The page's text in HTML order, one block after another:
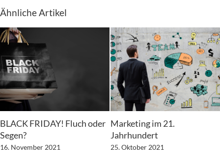
Ähnliche Artikel
BLACK FRIDAY! Fluch oder
Segen?
16. November 2021
Marketing im 21.
Jahrhundert
25. Oktober 2021